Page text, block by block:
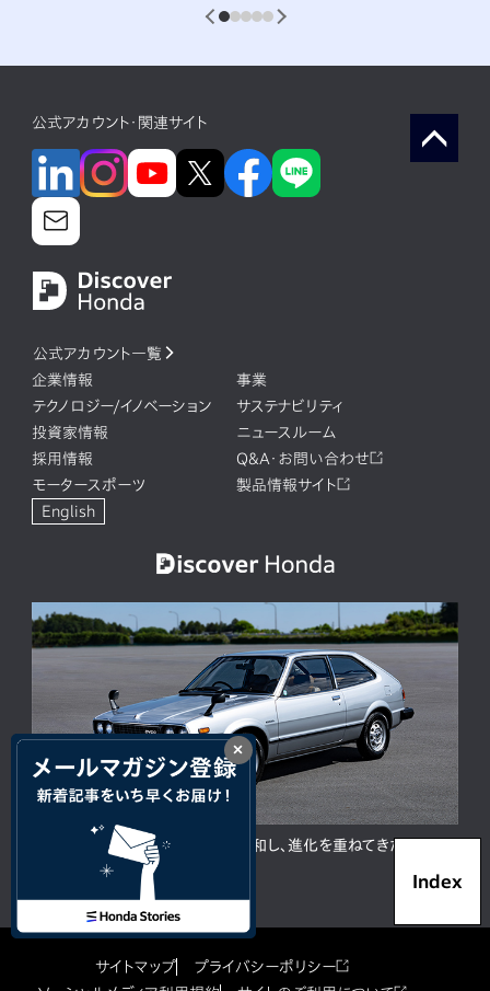
×
Index
1 2 3 4 5
公式アカウント・関連サイト
公式アカウント一覧
企業情報
事業
テクノロジー/イノベーション
サステナビリティ
投資家情報
ニュースルーム
採用情報
Q&A・お問い合わせ
モータースポーツ
製品情報サイト
English
ACCORD 50周年。人と時代に調和し、進化を重ねてきた歴代モ
デルの歩み
サイトマップ
プライバシーポリシー